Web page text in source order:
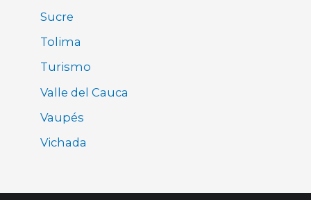
Sucre
Tolima
Turismo
Valle del Cauca
Vaupés
Vichada